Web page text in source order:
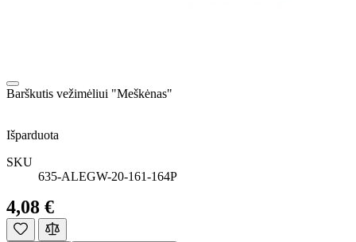
Barškutis vežimėliui "Meškėnas"
Išparduota
SKU
635-ALEGW-20-161-164P
4,08 €